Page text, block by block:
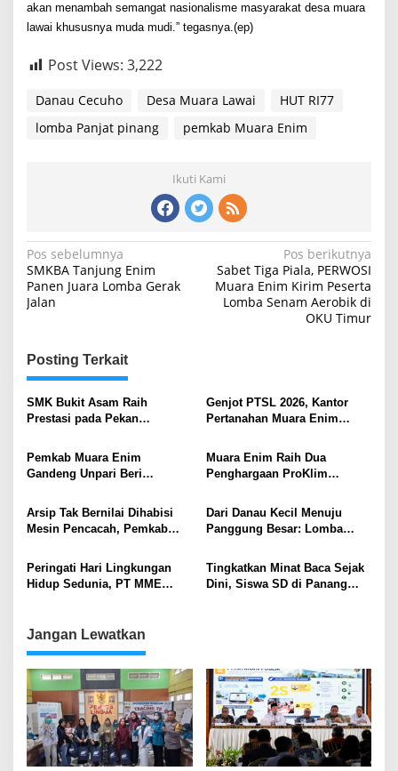
akan menambah semangat nasionalisme masyarakat desa muara
lawai khususnya muda mudi.” tegasnya.(ep)
Post Views: 3,222
Danau Cecuho Desa Muara Lawai
HUT RI77
lomba Panjat pinang
pemkab Muara Enim
Ikuti Kami
Navigasi
pos
Pos sebelumnya
SMKBA Tanjung Enim
Panen Juara Lomba Gerak
Jalan
Pos berikutnya
Sabet Tiga Piala, PERWOSI
Muara Enim Kirim Peserta
Lomba Senam Aerobik di
OKU Timur
Posting Terkait
SMK Bukit Asam Raih
Prestasi pada Pekan
Genjot PTSL 2026, Kantor
Pertanahan Muara Enim
Warga Desa
Pemkab Muara Enim
Gandeng Unpari Beri
SMP
Muara Enim Raih Dua
Penghargaan ProKlim
Pengendalian Iklim Kian
Terbukti
Arsip Tak Bernilai Dihabisi
Mesin Pencacah, Pemkab
Pengelolaan Arsip
Berkelanjutan
Dari Danau Kecil Menuju
Panggung Besar: Lomba
Nasional
Peringati Hari Lingkungan
Hidup Sedunia, PT MME
Enim
Tingkatkan Minat Baca Sejak
Dini, Siswa SD di Panang
Jangan Lewatkan